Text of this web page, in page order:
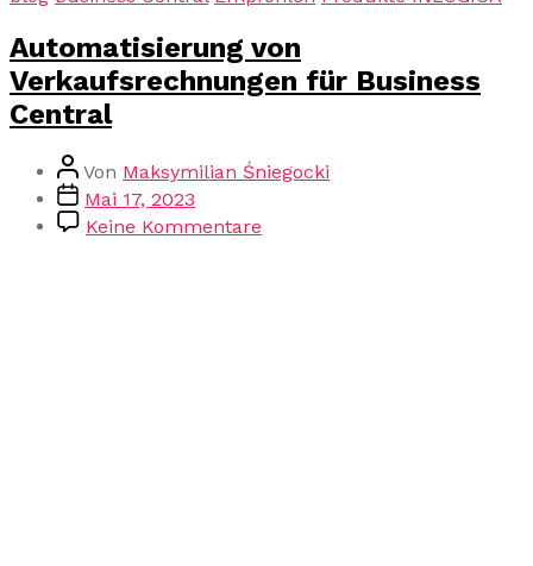
Automatisierung von
Verkaufsrechnungen für Business
Central
Von Maksymilian Śniegocki
Mai 17, 2023
Keine Kommentare